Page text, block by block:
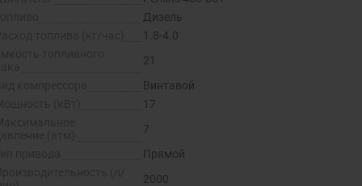
Дизель
1.8-4.0
21
Винтавой
17
7
Прямой
2000